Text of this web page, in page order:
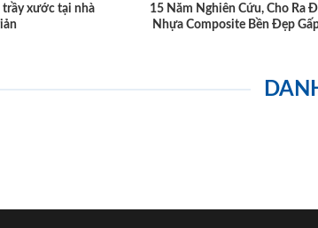
trầy xước tại nhà
15 Năm Nghiên Cứu, Cho Ra
Nhựa Composite Bền Đẹp